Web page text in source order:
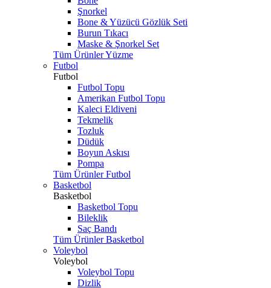
Şnorkel
Bone & Yüzücü Gözlük Seti
Burun Tıkacı
Maske & Şnorkel Set
Tüm Ürünler Yüzme
Futbol
Futbol
Futbol Topu
Amerikan Futbol Topu
Kaleci Eldiveni
Tekmelik
Tozluk
Düdük
Boyun Askısı
Pompa
Tüm Ürünler Futbol
Basketbol
Basketbol
Basketbol Topu
Bileklik
Saç Bandı
Tüm Ürünler Basketbol
Voleybol
Voleybol
Voleybol Topu
Dizlik